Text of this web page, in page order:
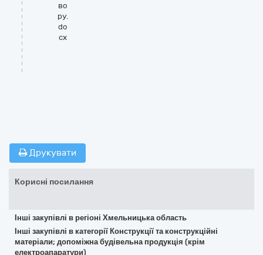
во
ру.
do
cx
Друкувати
Корисні посилання
Інші закупівлі в регіоні Хмельницька область
Інші закупівлі в категорії Конструкції та конструкційні
матеріали; допоміжна будівельна продукція (крім
електроапаратури)